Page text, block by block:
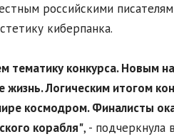
российскими
киберпанка.
конкурса. Новым
Логическим итогом
космодром. Финалисты
корабля", -